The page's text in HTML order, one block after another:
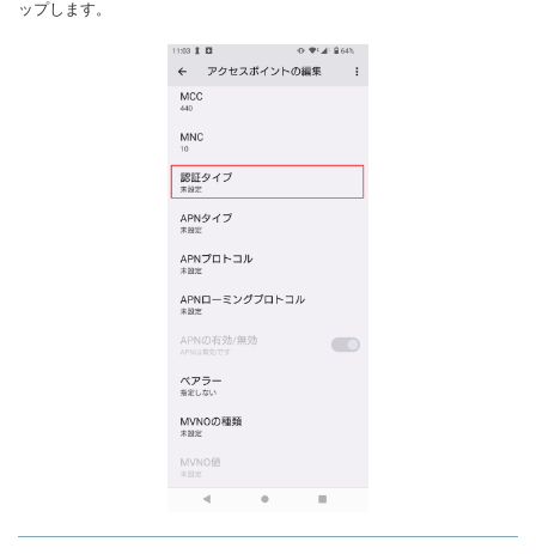
ップします。